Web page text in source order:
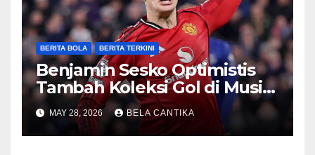
BERITA BOLA BERITA TERKINI
Benjamin Sesko Optimistis
Tambah Koleksi Gol di Musim
2026/27
MAY 28, 2026 BELA CANTIKA